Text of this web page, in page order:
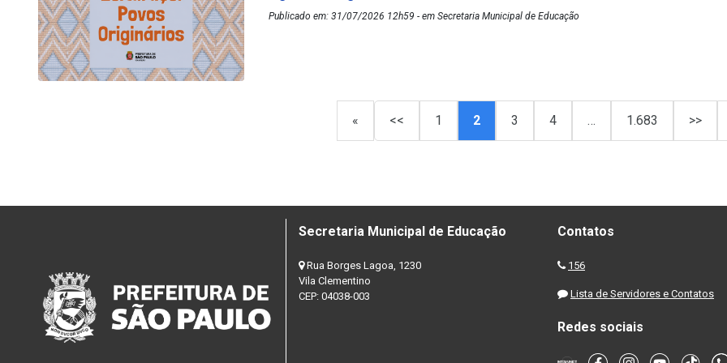
Publicado em: 31/07/2026 12h59 - em Secretaria Municipal de Educação
« << 1 2 3 4 … 1.683 >>
Secretaria Municipal de Educação
Rua Borges Lagoa, 1230
Vila Clementino
CEP: 04038-003
Contatos
156
Lista de Servidores e Contatos
Redes sociais